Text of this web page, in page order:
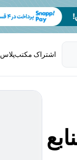
اشتراک مکتب‌پلاس